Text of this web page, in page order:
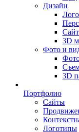
Дизайн
3D
Фото и
3D
Портфолио
Сайты
Логотипы